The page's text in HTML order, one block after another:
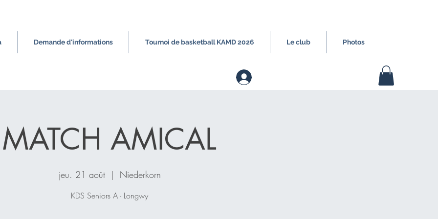
Demande d'informations Tournoi de basketball KAMD 2026 Le club Photos
MATCH AMICAL
jeu. 21 août
  |
Niederkorn
KDS Seniors A - Longwy